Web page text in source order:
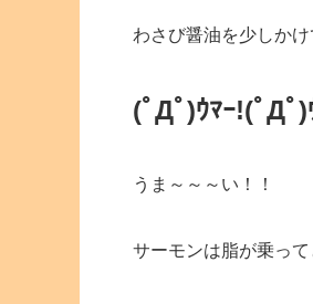
わさび醤油を少しかけ
(ﾟДﾟ)ｳﾏｰ!(ﾟДﾟ)
うま～～～い！！
サーモンは脂が乗っ